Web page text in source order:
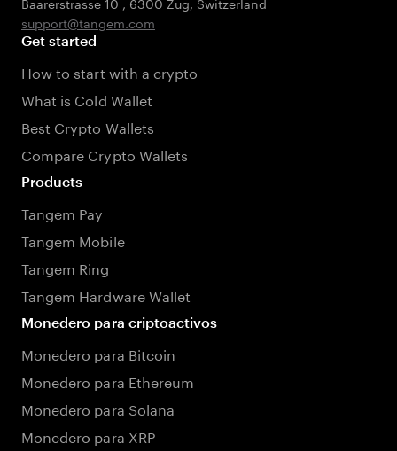
support@tangem.com
Get started
How to start with a crypto
What is Cold Wallet
Best Crypto Wallets
Compare Crypto Wallets
Products
Tangem Pay
Tangem Mobile
Tangem Ring
Tangem Hardware Wallet
Monedero para criptoactivos
Monedero para Bitcoin
Monedero para Ethereum
Monedero para Solana
Monedero para XRP